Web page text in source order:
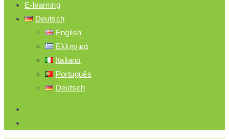
E-learning
Deutsch
English
Ελληνικά
Italiano
Português
Deutsch